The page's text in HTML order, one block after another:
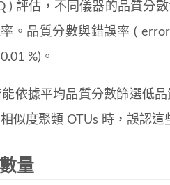
) 評估，不同儀器的品質分
。品質分數與錯誤率 (
%)。
依據平均品質分數篩選低
似度聚類 OTUs 時，誤認這
量